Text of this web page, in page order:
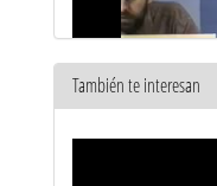
También te interesan